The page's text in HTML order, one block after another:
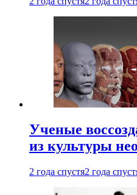
Ученые
из культуры
2 года спустя2 года